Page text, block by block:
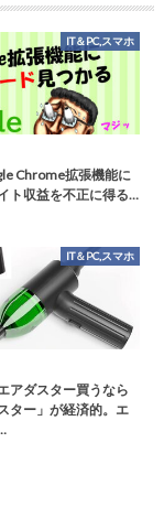
IT＆PC,スマホ
Chrome拡張機能に
ト収益を不正に得る…
IT＆PC,スマホ
アダスター買うなら
ター」が経済的。エ